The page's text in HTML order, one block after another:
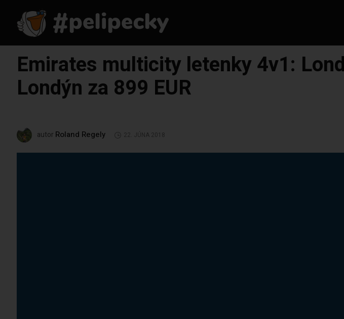
Emirates multicity letenky 4v1:
Londýn za 899 EUR
autor Roland Regely 22. JÚNA 2018